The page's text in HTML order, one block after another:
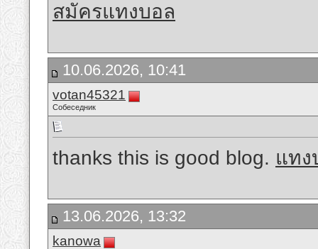
สมัครแทงบอล
10.06.2026, 10:41
votan45321
Собеседник
thanks this is good blog. แทง
13.06.2026, 13:32
kanowa